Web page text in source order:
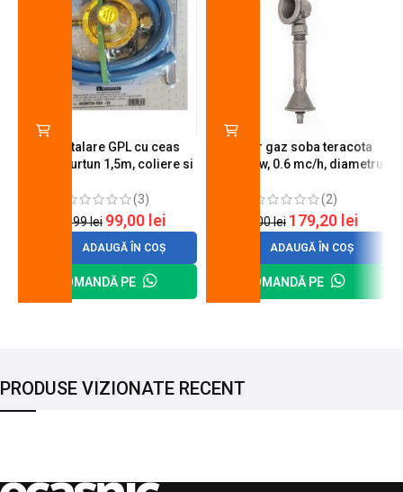
Kit instalare GPL cu ceas
butelie, furtun 1,5m, coliere si
(3)
120,99lei 99,00 lei
ADAUGĂ ÎN COȘ
COMANDĂ PE
Arzator gaz soba teracota
A600, 6 kw, 0.6 mc/h, diametru
(2)
200,00lei 179,20 lei
ADAUGĂ ÎN COȘ
COMANDĂ PE
PRODUSE VIZIONATE RECENT